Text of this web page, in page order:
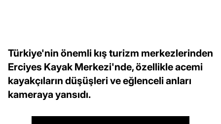
Türkiye'nin önemli kış turizm merkezlerinden
Erciyes Kayak Merkezi'nde, özellikle acemi
kayakçıların düşüşleri ve eğlenceli anları
kameraya yansıdı.